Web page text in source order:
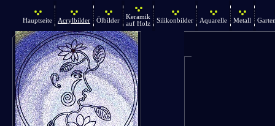
Hauptseite Acrylbilder Ölbilder
Keramik
auf Holz
Silikonbilder Aquarelle Metall